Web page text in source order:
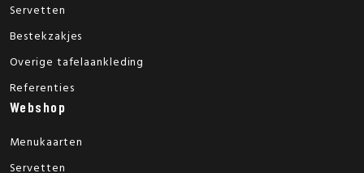
Servetten
Bestekzakjes
Overige tafelaankleding
Referenties
Webshop
Menukaarten
Servetten